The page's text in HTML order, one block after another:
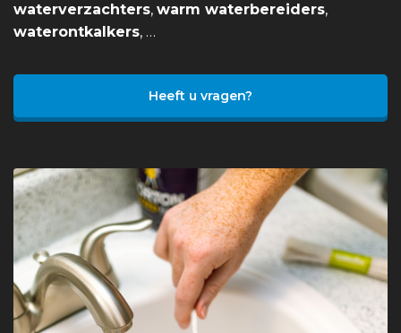
waterverzachters, warm waterbereiders,
waterontkalkers, …
Heeft u vragen?